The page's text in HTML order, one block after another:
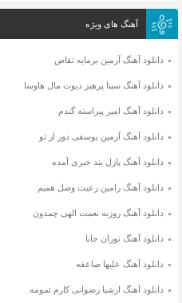
آهنگ های ویژه
دانلود آهنگ آرمین برمایه تقاص
دانلود آهنگ سینا پرهیز دیوت مال هاوسا
دانلود آهنگ امیر پیراسته گندم
دانلود آهنگ آرمین یوسفی دور از تو
دانلود آهنگ پازل بند خبری آمده
دانلود آهنگ رامین رعیت وصل همیم
دانلود آهنگ روزبه نعمت الهی چمدون
دانلود آهنگ نوران جانا
دانلود آهنگ علیها صاعقه
دانلود آهنگ ارشیا رضوانی کارم تمومه